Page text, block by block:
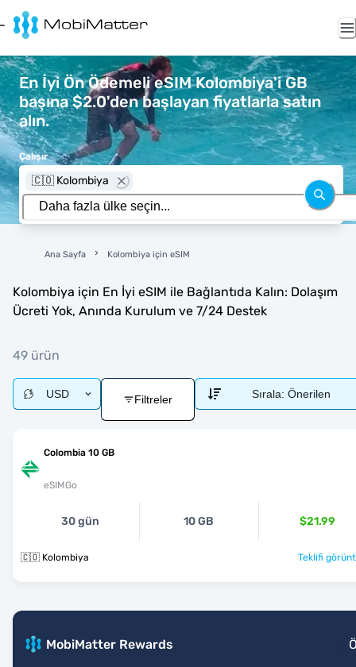
En İyi Ön Ödemeli eSIM Kolombiya'i GB
başına $2.0'den başlayan fiyatlarla satın
alın.
Çalışır
🇨🇴 Kolombiya
Ana Sayfa Kolombiya için eSIM
Kolombiya için En İyi eSIM ile Bağlantıda Kalın: Dolaşım
Ücreti Yok, Anında Kurulum ve 7/24 Destek
49 ürün
USD Filtreler Sırala: Önerilen
Colombia 10 GB
eSIMGo
30 gün 10 GB $21.99
🇨🇴 Kolombiya Teklifi
MobiMatter Rewards